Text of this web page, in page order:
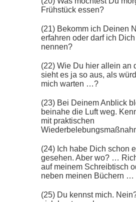
Frühstück essen?
(21) Bekomm ich Deinen
erfahren oder darf ich
nennen?
(22) Wie Du hier allein an
sieht es ja so aus, als
mich warten …?
(23) Bei Deinem Anblick
beinahe die Luft weg.
mit praktischen
(24) Ich habe Dich schon
gesehen. Aber wo? …
auf meinem Schreibtisch
neben meinen Büchern …
(25) Du kennst mich.